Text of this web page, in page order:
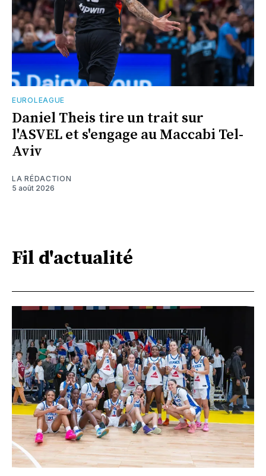
EUROLEAGUE
Daniel Theis tire un trait sur
l'ASVEL et s'engage au Maccabi Tel-
Aviv
LA RÉDACTION
5 août 2026
Fil d'actualité